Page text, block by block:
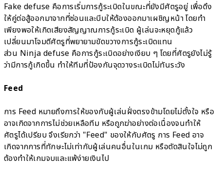
Fake defuse คือการเริ่มการกู้ระเบิดในขณะที่ยังมีศัตรูอยู่ เพื่อดึง
ให้คู่ต่อสู้ออกมาจากที่ซ่อนและบีบให้ต้องออกมาเผชิญหน้า โดยทำ
เพียงพอให้เกิดเสียงสัญญาณการกู้ระเบิด ผู้เล่นจะหยุดกู้แล้ว
เปลี่ยนมาโจมตีศัตรูที่พยายามขัดขวางการกู้ระเบิดแทน
ส่วน Ninja defuse คือการกู้ระเบิดอย่างเงียบ ๆ โดยที่ศัตรูยังไม่รู้
ว่ามีการกู้เกิดขึ้น ทำให้ทีมที่ป้องกันจุดวางระเบิดไม่ทันระวัง
Feed
การ Feed หมายถึงการให้ของกับผู้เล่นฝั่งตรงข้ามโดยไม่ตั้งใจ หรือ
อาจเกิดจากการไม่ช่วยเหลือทีม หรือถูกฆ่าอย่างต่อเนื่องจนทำให้
ศัตรูได้เปรียบ จึงเรียกว่า "Feed" ของให้กับศัตรู การ Feed อาจ
เกิดจากการที่ทักษะไม่เท่ากับผู้เล่นคนอื่นในเกม หรือตัดสินใจไม่ถูก
ต้องทำให้เกมจบและแพ้ง่ายเงินไป